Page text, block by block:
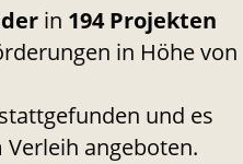
in 194 Projekten
in Höhe von
stattgefunden und es
Verleih angeboten.